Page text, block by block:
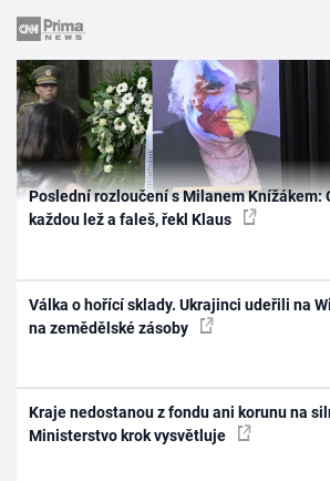
Poslední rozloučení s Milanem Knížákem:
každou lež a faleš, řekl Klaus
Válka o hořící sklady. Ukrajinci udeřili na
na zemědělské zásoby
Kraje nedostanou z fondu ani korunu na
Ministerstvo krok vysvětluje